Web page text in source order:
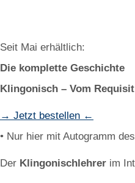
Seit Mai erhältlich:
Die komplette Geschichte
Klingonisch – Vom
→ Jetzt bestellen ←
• Nur hier mit Autogramm
Der Klingonischlehrer im